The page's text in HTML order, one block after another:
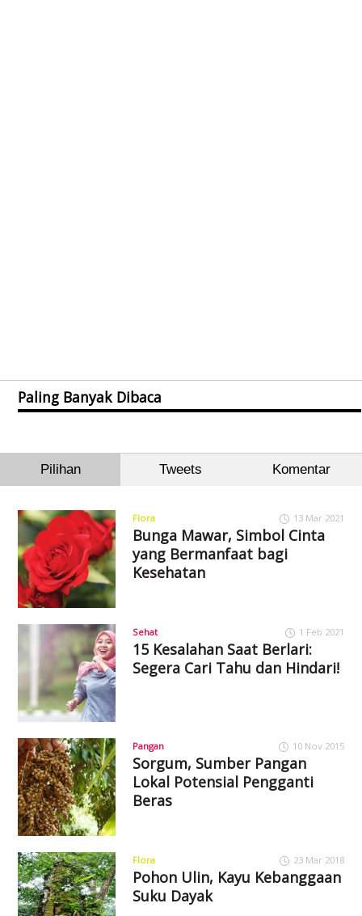
Paling Banyak Dibaca
Pilihan Tweets Komentar
Flora 13 Mar 2021
Bunga Mawar, Simbol Cinta
yang Bermanfaat bagi
Kesehatan
Sehat 1 Feb 2021
15 Kesalahan Saat Berlari:
Segera Cari Tahu dan Hindari!
Pangan 10 Nov 2015
Sorgum, Sumber Pangan
Lokal Potensial Pengganti
Beras
Flora 23 Mar 2018
Pohon Ulin, Kayu Kebanggaan
Suku Dayak